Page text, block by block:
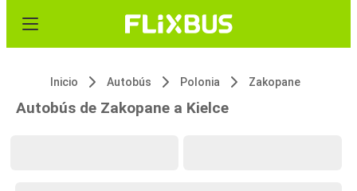
Inicio Autobús Polonia Zakopane
Autobús de Zakopane a Kielce